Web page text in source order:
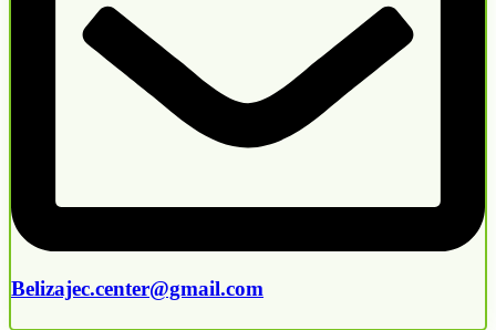
Belizajec.center@gmail.com